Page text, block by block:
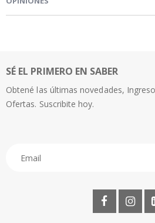
SÉ EL PRIMERO EN SABER
Obtené las últimas novedades,
Ofertas. Suscribite hoy.